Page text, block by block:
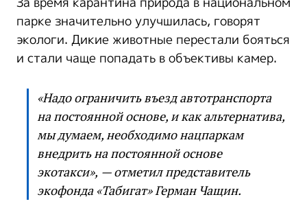
парке значительно улучшилась, говорят
экологи. Дикие животные перестали бояться
и стали чаще попадать в объективы камер.
«Надо ограничить въезд автотранспорта
на постоянной основе, и как альтернатива,
мы думаем, необходимо нацпаркам
внедрить на постоянной основе
экотакси», — отметил представитель
экофонда «Табигат» Герман Чащин.